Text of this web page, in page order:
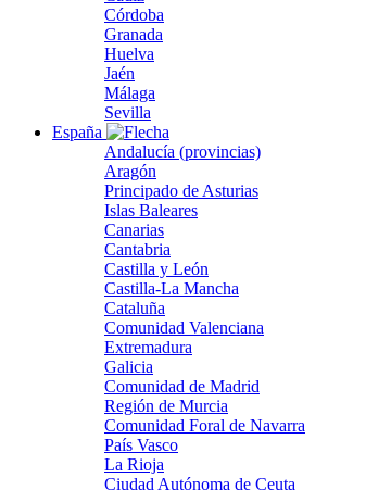
Córdoba
Granada
Huelva
Jaén
Málaga
Sevilla
España
Andalucía (provincias)
Aragón
Principado de Asturias
Islas Baleares
Canarias
Cantabria
Castilla y León
Castilla-La Mancha
Cataluña
Comunidad Valenciana
Extremadura
Galicia
Comunidad de Madrid
Región de Murcia
Comunidad Foral de Navarra
País Vasco
La Rioja
Ciudad Autónoma de Ceuta